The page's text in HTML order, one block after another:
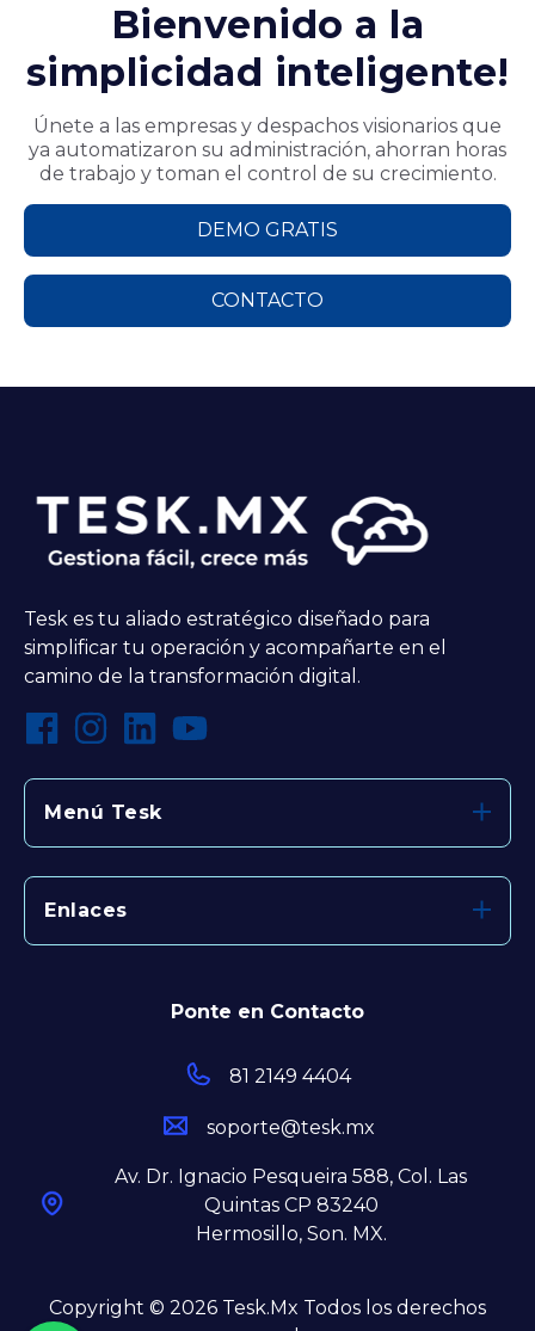
Bienvenido a la
simplicidad inteligente!
Únete a las empresas y despachos visionarios que
ya automatizaron su administración, ahorran horas
de trabajo y toman el control de su crecimiento.
DEMO GRATIS
CONTACTO
Tesk es tu aliado estratégico diseñado para
simplificar tu operación y acompañarte en el
camino de la transformación digital.
Menú Tesk
Enlaces
Ponte en Contacto
81 2149 4404
soporte@tesk.mx
Av. Dr. Ignacio Pesqueira 588, Col. Las
Quintas CP 83240
Hermosillo, Son. MX.
Copyright © 2026 Tesk.Mx Todos los derechos